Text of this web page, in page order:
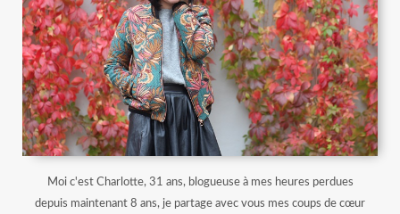
Moi c'est Charlotte, 31 ans, blogueuse à mes heures perdues
depuis maintenant 8 ans, je partage avec vous mes coups de cœur